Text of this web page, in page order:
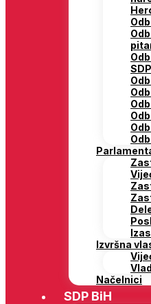
Izvršna
Načelnici
SDP BiH